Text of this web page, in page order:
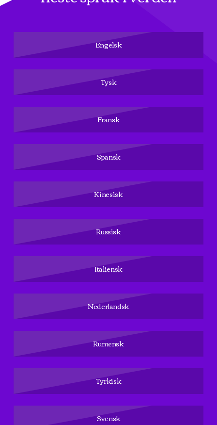
Engelsk
Tysk
Fransk
Spansk
Kinesisk
Russisk
Italiensk
Nederlandsk
Rumensk
Tyrkisk
Svensk